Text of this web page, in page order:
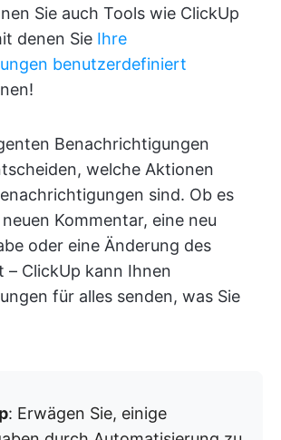
Sie auch Tools wie ClickUp
denen Sie Ihre
benutzerdefiniert
Benachrichtigungen
welche Aktionen
sind. Ob es
Kommentar, eine neu
oder eine Änderung des
– ClickUp kann Ihnen
für alles senden, was Sie
: Erwägen Sie, einige